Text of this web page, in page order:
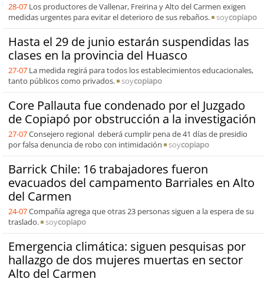
28-07 Los productores de Vallenar, Freirina y Alto del Carmen exigen
medidas urgentes para evitar el deterioro de sus rebaños.
soycopiapo
Hasta el 29 de junio estarán suspendidas las
clases en la provincia del Huasco
27-07 La medida regirá para todos los establecimientos educacionales,
tanto públicos como privados.
soycopiapo
Core Pallauta fue condenado por el Juzgado
de Copiapó por obstrucción a la investigación
27-07Consejero regional deberá cumplir pena de 41 días de presidio
por falsa denuncia de robo con intimidación
soycopiapo
Barrick Chile: 16 trabajadores fueron
evacuados del campamento Barriales en Alto
del Carmen
24-07Compañía agrega que otras 23 personas siguen a la espera de su
traslado.
soycopiapo
Emergencia climática: siguen pesquisas por
hallazgo de dos mujeres muertas en sector
Alto del Carmen